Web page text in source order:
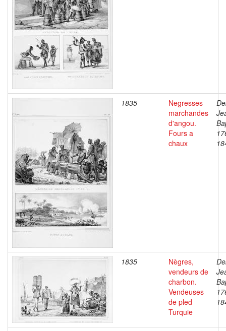
1835
Negresses
marchandes
d'angou.
Fours a
chaux
1835
Nègres,
vendeurs de
charbon.
Vendeuses
de pled
Turquie